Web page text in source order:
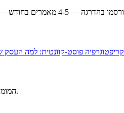
קריפטוגרפיה פוסט-קוונטית: למה העסק
המומחים שלנו ישמחו לענות על כל שאלה.